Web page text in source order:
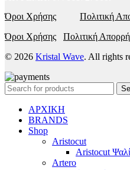
Όροι Χρήσης
Πολιτική
Όροι Χρήσης
Πολιτική
© 2026 Kristal Wave. All rights
ΑΡΧΙΚΗ
BRANDS
Shop
Aristocut
Aristocut
Artero